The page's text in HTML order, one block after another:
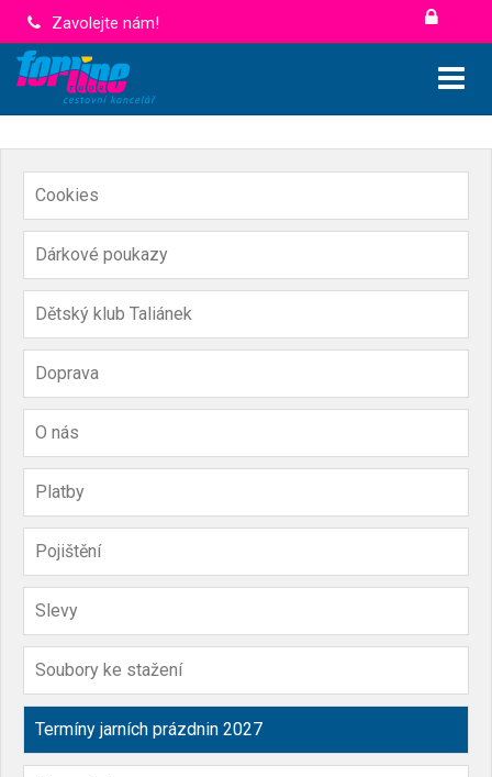
Zavolejte nám!
Cookies
Dárkové poukazy
Dětský klub Taliánek
Doprava
O nás
Platby
Pojištění
Slevy
Soubory ke stažení
Termíny jarních prázdnin 2027